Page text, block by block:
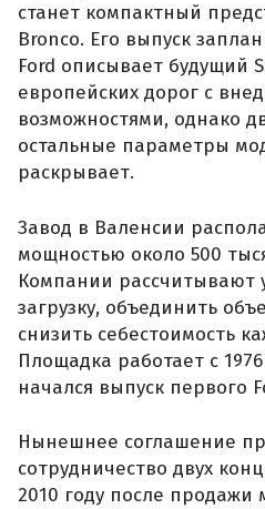
станет компактный
Bronco. Его выпуск
Ford описывает будущий
европейских дорог с
возможностями, однако
остальные параметры
раскрывает.
Завод в Валенсии
мощностью около 500
Компании рассчитывают
загрузку, объединить
снизить себестоимость
Площадка работает с
начался выпуск первого
Нынешнее соглашение
сотрудничество двух
2010 году после продажи